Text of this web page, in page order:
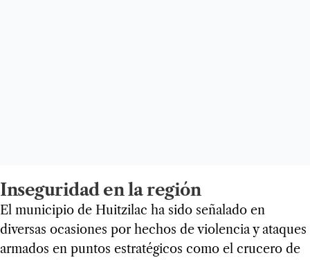
Inseguridad en la región
El municipio de Huitzilac ha sido señalado en
diversas ocasiones por hechos de violencia y ataques
armados en puntos estratégicos como el crucero de